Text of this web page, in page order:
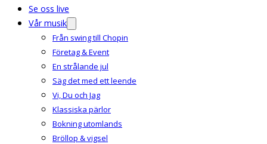
Se oss live
Vår musik
Från swing till Chopin
Företag & Event
En strålande jul
Säg det med ett leende
Vi, Du och Jag
Klassiska pärlor
Bokning utomlands
Bröllop & vigsel